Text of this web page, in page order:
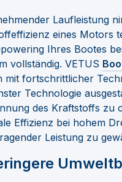
Laufleistung
eines Motors
Ihres Bootes
vollständig. VETUS
mit fortschrittlicher
Technologie
des Kraftstoffs zu
Effizienz bei hohem
Leistung zu